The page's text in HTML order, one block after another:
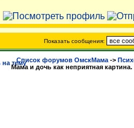
Показать сообщения:
Список форумов ОмскМама ->
Мама и дочь как неприятная картина.